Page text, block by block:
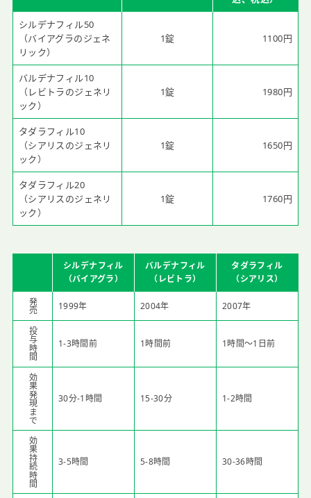
シルデナフィル50
（バイアグラのジェネ
リック）
1錠 1100円
バルデナフィル10
（レビトラのジェネリ
ック）
1錠 1980円
タダラフィル10
（シアリスのジェネリ
ック）
1錠 1650円
タダラフィル20
（シアリスのジェネリ
ック）
1錠 1760円
シルデナフィル
（バイアグラ）
バルデナフィル
（レビトラ）
タダラフィル
（シアリス）
発売 1999年 2004年 2007年
投与時間 1-3時間前 1時間前 1時間～1日前
効果発現まで 30分-1時間 15-30分 1-2時間
効果持続時間 3-5時間 5-8時間 30-36時間